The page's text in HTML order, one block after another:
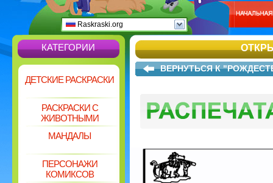
Raskraski.org
КАТЕГОРИИ
ДЕТСКИЕ РАСКРАСКИ
РАСКРАСКИ С
ЖИВОТНЫМИ
МАНДАЛЫ
ПЕРСОНАЖИ
КОМИКСОВ
ВЕРНУТЬСЯ К